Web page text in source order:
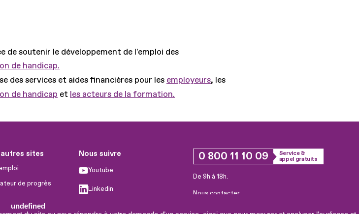
undefined
de soutenir le développement de l'emploi des
de handicap.
des services et aides financières pour les employeurs, les
de handicap et les acteurs de la formation.
sites
de progrès
Nous suivre
Youtube
Linkedin
0 800 11 10 09
Service &
appel gratuits
De 9h à 18h.
Nous contacter